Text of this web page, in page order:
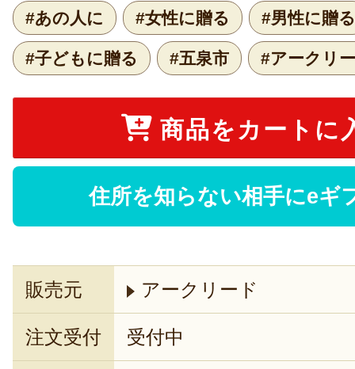
#あの人に #女性に贈る #男性に贈る
#子どもに贈る #五泉市 #アークリ
商品をカートに
住所を知らない相手にeギ
販売元 アークリード
注文受付 受付中